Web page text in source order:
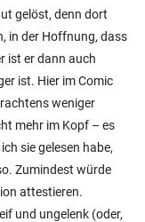
gelöst, denn dort
in der Hoffnung, dass
ist er dann auch
ist. Hier im Comic
weniger
mehr im Kopf – es
sie gelesen habe,
Zumindest würde
attestieren.
und ungelenk (oder,